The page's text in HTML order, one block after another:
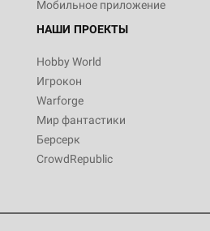
Мобильное приложение
НАШИ ПРОЕКТЫ
Hobby World
Игрокон
Warforge
Мир фантастики
Берсерк
CrowdRepublic